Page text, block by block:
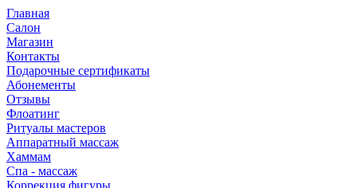
Главная
Салон
Магазин
Контакты
Подарочные сертификаты
Абонементы
Отзывы
Флоатинг
Ритуалы мастеров
Аппаратный массаж
Хаммам
Спа - массаж
Коррекция фигуры